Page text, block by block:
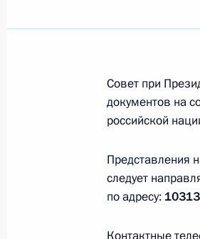
Второе
Госсовета о
13 июня 2019
11 июня 2019
Совет при
документов на
российской
Представления
следует
по адресу: